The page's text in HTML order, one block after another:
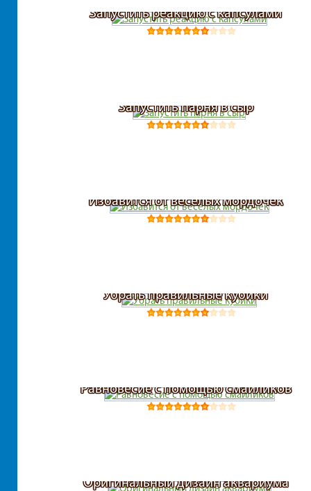
Запустить реакцию с капсулами
Запустить парня в сыр
Избавится от веселых мордочек
Убрать правильные кубики
Равновесие с помощью смайликов
Оригинальный дизайн аквариума